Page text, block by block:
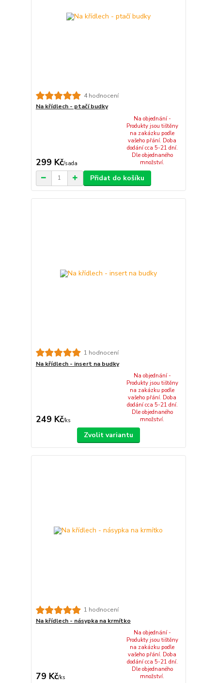
4 hodnocení
Na křídlech - ptačí budky
299 Kč/sada
Na objednání -
Produkty jsou tištěny
na zakázku podle
vašeho přání. Doba
dodání cca 5-21 dní.
Dle objednaného
množství.
Přidat do košíku
1 hodnocení
Na křídlech - insert na budky
249 Kč/ks
Na objednání -
Produkty jsou tištěny
na zakázku podle
vašeho přání. Doba
dodání cca 5-21 dní.
Dle objednaného
množství.
Zvolit variantu
1 hodnocení
Na křídlech - násypka na krmítko
79 Kč/ks
Na objednání -
Produkty jsou tištěny
na zakázku podle
vašeho přání. Doba
dodání cca 5-21 dní.
Dle objednaného
množství.